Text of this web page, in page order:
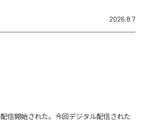
2026.8.7
配信開始された。今回デジタル配信された